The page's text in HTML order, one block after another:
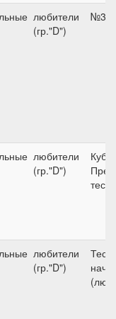
любители
(гр."D")
№3,
любители
(гр."D")
тест
любители
(гр."D")
Тест